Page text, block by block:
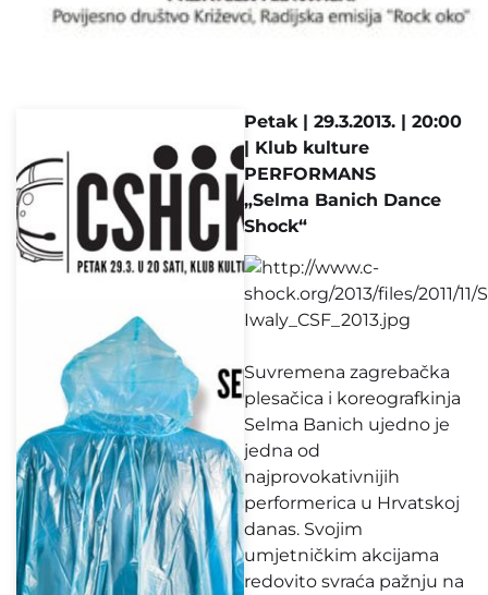
Petak | 29.3.2013. | 20:00
| Klub kulture
PERFORMANS
„Selma Banich Dance
Shock“
Suvremena zagrebačka
plesačica i koreografkinja
Selma Banich ujedno je
jedna od
najprovokativnijih
performerica u Hrvatskoj
danas. Svojim
umjetničkim akcijama
redovito svraća pažnju na